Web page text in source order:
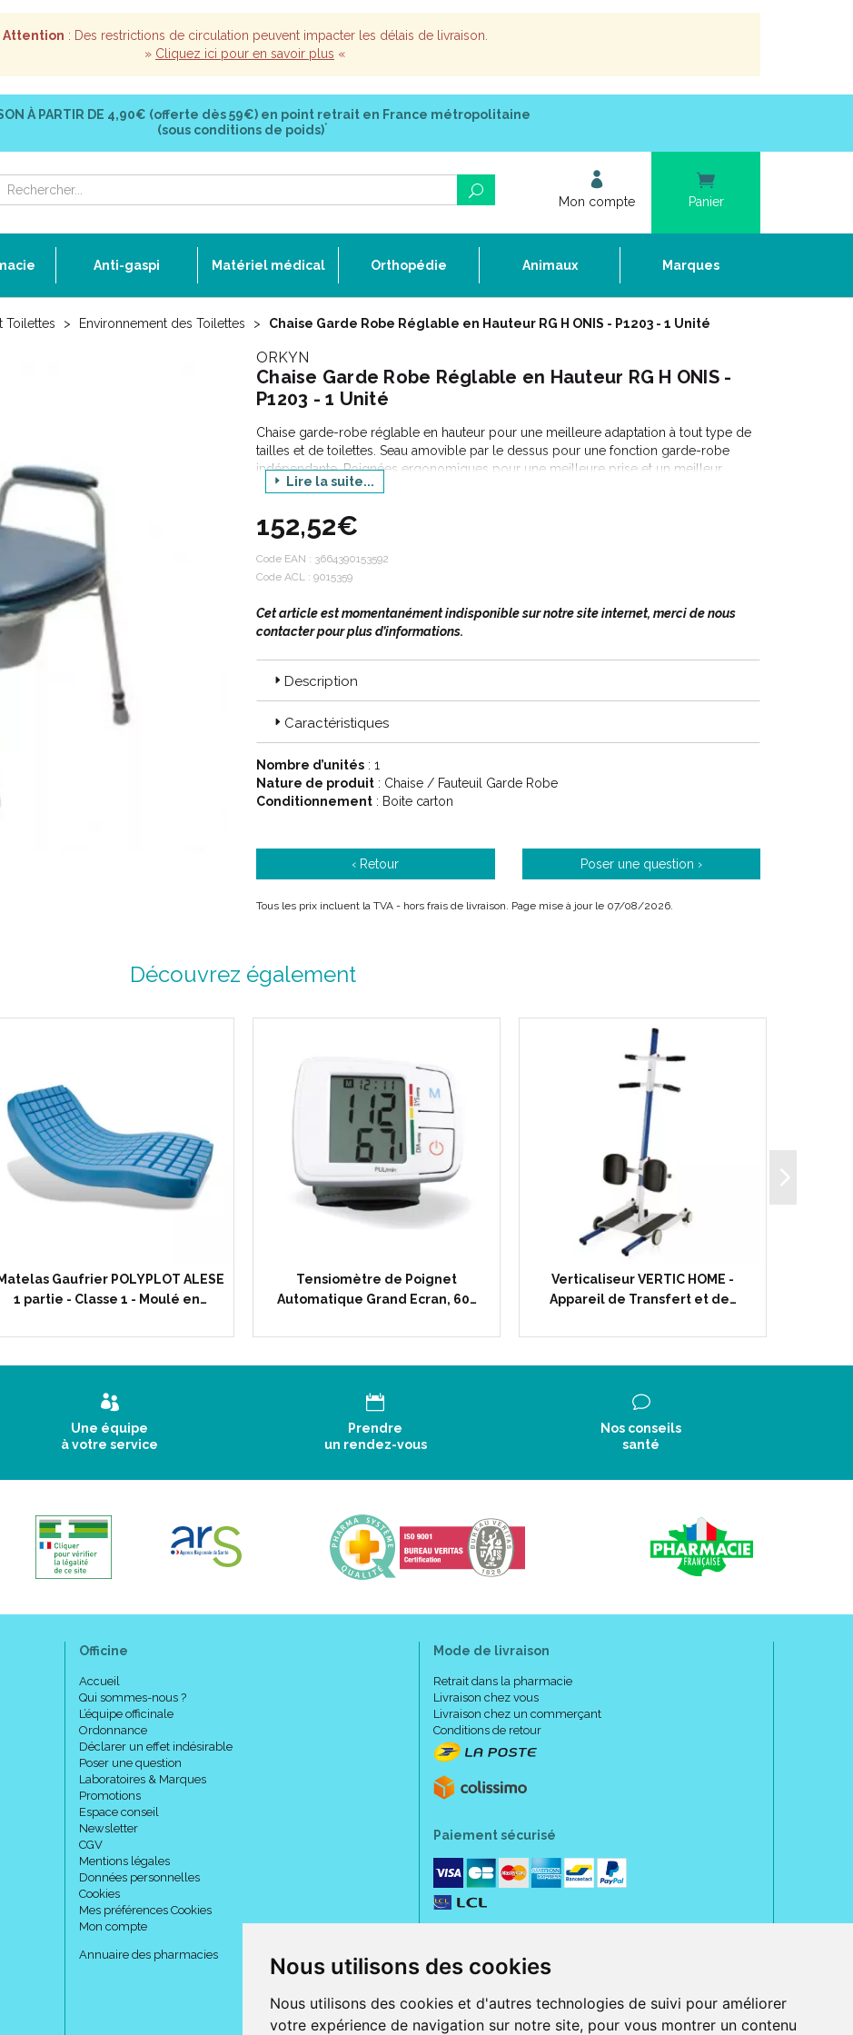
Nous utilisons des cookies
Nous utilisons des cookies et d'autres technologies de suivi pour améliorer
votre expérience de navigation sur notre site, pour vous montrer un contenu
Attention : Des restrictions de circulation peuvent impacter les délais de livraison.
» Cliquez ici pour en savoir plus «
À PARTIR DE 4,90€ (offerte dès 59€) en point retrait en France métropolitaine
(sous conditions de poids)*
Mon compte Panier
Anti-gaspi Matériel médical Orthopédie Animaux Marques
Toilettes Environnement des Toilettes Chaise Garde Robe Réglable en Hauteur RG H ONIS - P1203 - 1 Unité
ORKYN
Chaise Garde Robe Réglable en Hauteur RG H ONIS -
P1203 - 1 Unité
Chaise garde-robe réglable en hauteur pour une meilleure adaptation à tout type de
tailles et de toilettes. Seau amovible par le dessus pour une fonction garde-robe
indépendante. Poignées ergonomiques pour une meilleure prise et un meilleur
maintien.Lire la suite...
152,52€
Code EAN : 3664390153592
Code ACL : 9015359
Cet article est momentanément indisponible sur notre site internet, merci de nous
contacter pour plus d’informations.
Description
Caractéristiques
Nombre d’unités : 1
Nature de produit : Chaise / Fauteuil Garde Robe
Conditionnement : Boite carton
‹ Retour Poser une question ›
Tous les prix incluent la TVA - hors frais de livraison. Page mise à jour le 07/08/2026.
Découvrez également
Matelas Gaufrier POLYPLOT ALESE
1 partie - Classe 1 - Moulé en…
Tensiomètre de Poignet
Automatique Grand Ecran, 60…
Verticaliseur VERTIC HOME -
Appareil de Transfert et de…
Une équipe
à votre service
Prendre
un rendez-vous
Nos conseils
santé
Officine
Accueil
Qui sommes-nous ?
L’équipe officinale
Ordonnance
Déclarer un effet indésirable
Poser une question
Laboratoires & Marques
Promotions
Espace conseil
Newsletter
CGV
Mentions légales
Données personnelles
Cookies
Mes préférences Cookies
Mon compte
Annuaire des pharmacies
Mode de livraison
Retrait dans la pharmacie
Livraison chez vous
Livraison chez un commerçant
Conditions de retour
Paiement sécurisé